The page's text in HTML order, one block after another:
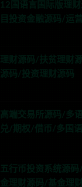
12国语言国际版理
目投资金融源码/运
理财源码/扶贫理财
源码/投资理财源码
高端交易所源码/多
兑/期权/借币/多国
五行币投资系统源
金理财源码/基金理